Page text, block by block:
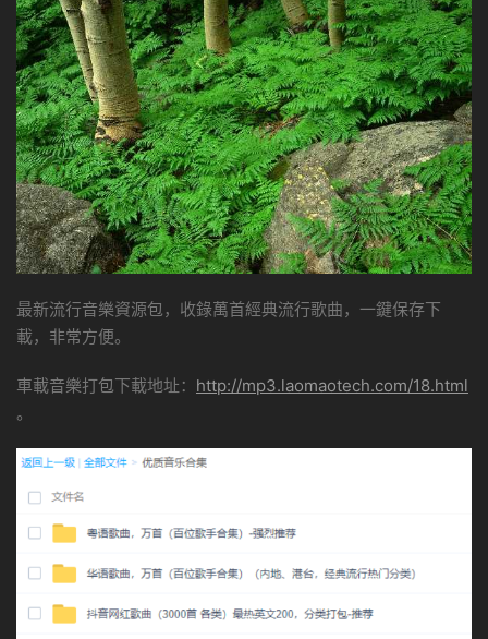
最新流行音樂資源包，收錄萬首經典流行歌曲，一鍵保存下
載，非常方便。
車載音樂打包下載地址： http://mp3.laomaotech.com/18.html
。